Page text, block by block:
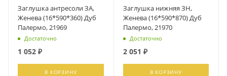
Заглушка антресоли ЗА,
Женева (16*590*360) Дуб
Палермо, 21969
Достаточно
1 052 ₽
В КОРЗИНУ
Заглушка нижняя ЗН,
Женева (16*590*870) Дуб
Палермо, 21970
Достаточно
2 051 ₽
В КОРЗИНУ